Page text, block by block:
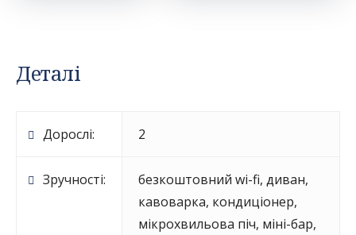
Деталі
Дорослі: 2
Зручності: безкоштовний wi-fi, диван,
кавоварка, кондиціонер,
мікрохвильова піч, міні-бар,